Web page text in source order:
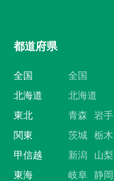
都道府県
全国
全国
北海道
北海道
東北
青森 岩手
関東
茨城 栃木
甲信越
新潟 山梨
東海
岐阜 静岡